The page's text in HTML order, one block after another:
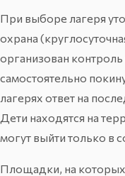
При выборе лагеря
охрана
организован
самостоятельно
лагерях ответ на
Дети находятся на
могут выйти только в
Площадки, на